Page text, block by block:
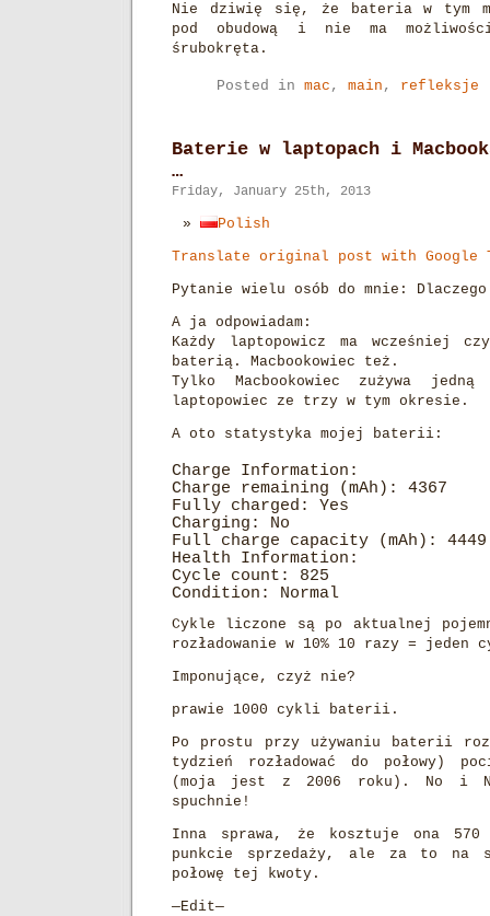
Nie dziwię się, że bateria w tym
pod obudową i nie ma
śrubokręta.
Posted in mac , main , refleksje
Baterie w laptopach i
…
Friday, January 25th, 2013
Polish
Translate original post with Google
Pytanie wielu osób do mnie: Dlaczego
A ja odpowiadam:
Każdy laptopowicz ma wcześniej
baterią. Macbookowiec też.
Tylko Macbookowiec zużywa
laptopowiec ze trzy w tym okresie.
A oto statystyka mojej baterii:
Charge Information:
Charge remaining (mAh): 4367
Fully charged: Yes
Charging: No
Full charge capacity (mAh): 4449
Health Information:
Cycle count: 825
Condition: Normal
Cykle liczone są po aktualnej
rozładowanie w 10% 10 razy = jeden
Imponujące, czyż nie?
prawie 1000 cykli baterii.
Po prostu przy używaniu baterii
tydzień rozładować do połowy)
(moja jest z 2006 roku). No i NIE
spuchnie!
Inna sprawa, że kosztuje ona 570
punkcie sprzedaży, ale za to na
połowę tej kwoty.
—Edit—